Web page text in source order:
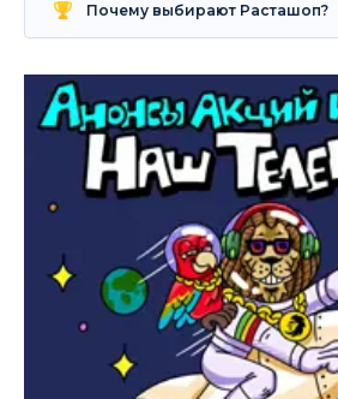
Почему выбирают Расташоп?